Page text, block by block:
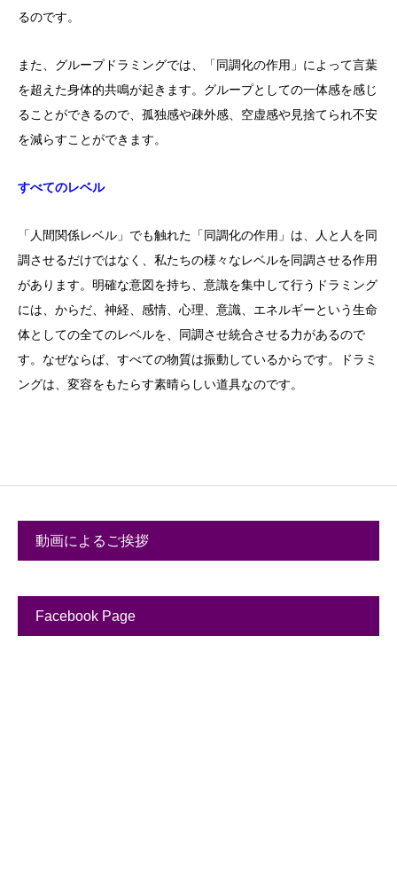
るのです。
また、グループドラミングでは、「同調化の作用」によって言葉
を超えた身体的共鳴が起きます。グループとしての一体感を感じ
ることができるので、孤独感や疎外感、空虚感や見捨てられ不安
を減らすことができます。
すべてのレベル
「人間関係レベル」でも触れた「同調化の作用」は、人と人を同
調させるだけではなく、私たちの様々なレベルを同調させる作用
があります。明確な意図を持ち、意識を集中して行うドラミング
には、からだ、神経、感情、心理、意識、エネルギーという生命
体としての全てのレベルを、同調させ統合させる力があるので
す。なぜならば、すべての物質は振動しているからです。ドラミ
ングは、変容をもたらす素晴らしい道具なのです。
動画によるご挨拶
Facebook Page